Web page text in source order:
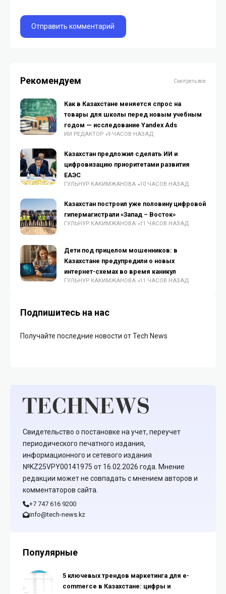
Рекомендуем Смотреть все
Как в Казахстане меняется спрос на
товары для школы перед новым учебным
годом — исследование Yandex Ads
ИИ РЕДАКТОР 9 ЧАСОВ НАЗАД
Казахстан предложил сделать ИИ и
цифровизацию приоритетами развития
ЕАЭС
ГУЛЬНУР КАКИМЖАНОВА 10 ЧАСОВ НАЗАД
Казахстан построил уже половину цифровой
гипермагистрали «Запад – Восток»
ГУЛЬНУР КАКИМЖАНОВА 11 ЧАСОВ НАЗАД
Дети под прицелом мошенников: в
Казахстане предупредили о новых
интернет-схемах во время каникул
ГУЛЬНУР КАКИМЖАНОВА 11 ЧАСОВ НАЗАД
Подпишитесь на нас
Получайте последние новости от Tech News
Свидетельство о постановке на учет, переучет
периодического печатного издания,
информационного и сетевого издания
№KZ25VPY00141975 от 16.02.2026 года. Мнение
редакции может не совпадать с мнением авторов и
комментаторов сайта.
+7 747 616 9200
info@tech-news.kz
Популярные
5 ключевых трендов маркетинга для e-
commerce в Казахстане: цифры и